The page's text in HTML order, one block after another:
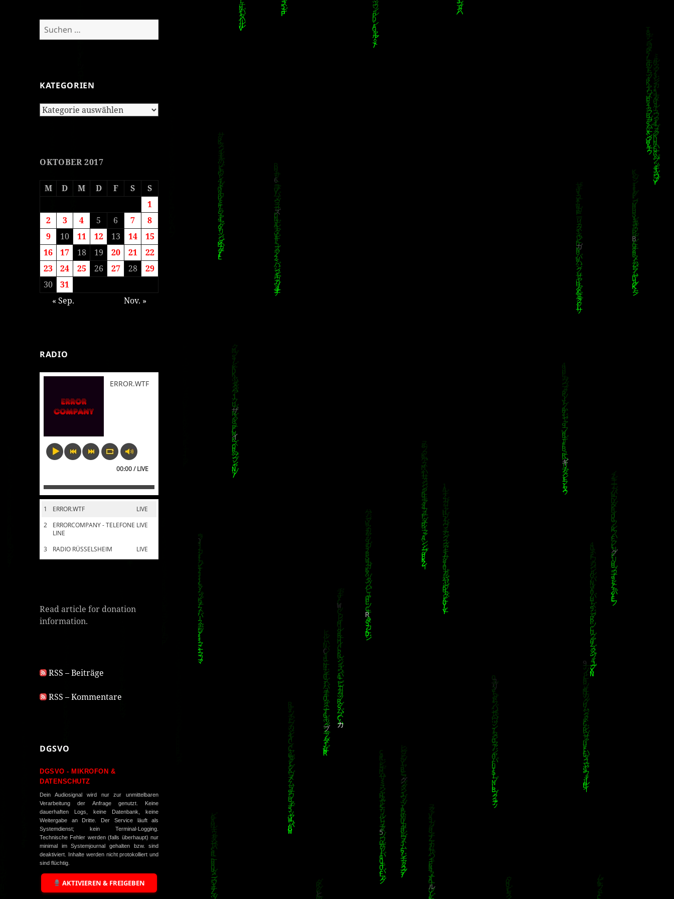
Suchen
nach:
KATEGORIEN
Kategorien
OKTOBER 2017
M D M D F S
S
1
2
3 4 5 6 7
8
9
10 11 12 13 14
15
16
17 18 19 20 21
22
23
24 25 26 27 28
29
30
31
« Sep.
Nov. »
RADIO
ERROR.WTF
00:00 / LIVE
1 LIVE
ERROR.WTF
2
LIVE
ERRORCOMPANY - TELEFONE
LINE
3
LIVE
RADIO RÜSSELSHEIM
Read article for donation
information.
RSS – Beiträge
RSS – Kommentare
DGSVO
DGSVO - MIKROFON &
DATENSCHUTZ
Dein Audiosignal wird nur zur unmittelbaren
Verarbeitung der Anfrage genutzt. Keine
dauerhaften Logs, keine Datenbank, keine
Weitergabe an Dritte. Der Service läuft als
Systemdienst; kein Terminal-Logging.
Technische Fehler werden (falls überhaupt) nur
minimal im Systemjournal gehalten bzw. sind
deaktiviert. Inhalte werden nicht protokolliert und
sind flüchtig.
AKTIVIEREN & FREIGEBEN